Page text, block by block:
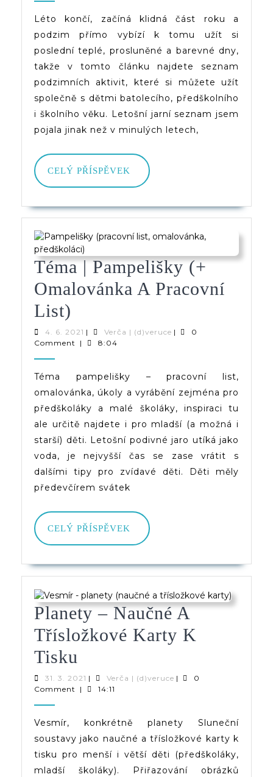
–
Seznam
Podzimních
Aktivit
Léto končí, začíná klidná část roku a
podzim přímo vybízí k tomu užít si
poslední teplé, prosluněné a barevné dny,
takže v tomto článku najdete seznam
podzimních aktivit, které si můžete užít
společně s dětmi batolecího, předškolního
i školního věku. Letošní jarní seznam jsem
pojala jinak než v minulých letech,
CELÝ PŘÍSPĚVEK
CELÝ
PŘÍSPĚVEK
Téma | Pampelišky (+
Omalovánka A Pracovní
List)
|
(+
Omalovánka
A
Pracovní
List)
4. 6. 2021 4.
6.
| Verča | (d)veruceVerča
|
0
Comment
| 8:04
Téma pampelišky – pracovní list,
omalovánka, úkoly a vyrábění zejména pro
předškoláky a malé školáky, inspiraci tu
ale určitě najdete i pro mladší (a možná i
starší) děti. Letošní podivné jaro utíká jako
voda, je nejvyšší čas se zase vrátit s
dalšími tipy pro zvídavé děti. Děti měly
předevčírem svátek
CELÝ PŘÍSPĚVEK
CELÝ
PŘÍSPĚVEK
Planety – Naučné A
Třísložkové Karty K
Tisku
–
A
Třísložkové
Karty
31. 3. 2021 31.
3.
| Verča | (d)veruceVerča
|
0
Comment
| 14:11
Vesmír, konkrétně planety Sluneční
soustavy jako naučné a třísložkové karty k
tisku pro menší i větší děti (předškoláky,
mladší školáky). Přiřazování obrázků